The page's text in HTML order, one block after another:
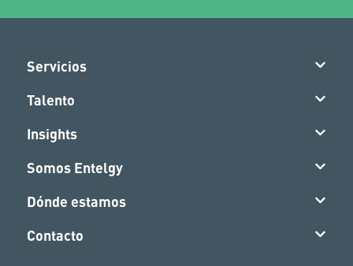
Servicios
Talento
Insights
Somos Entelgy
Dónde estamos
Contacto